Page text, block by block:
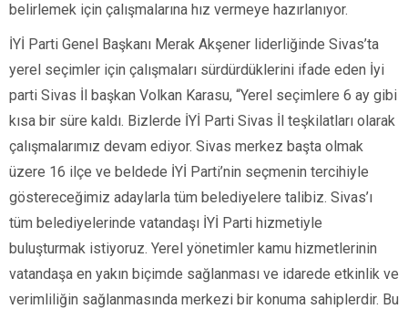
belirlemek için çalışmalarına hız vermeye hazırlanıyor.
İYİ Parti Genel Başkanı Merak Akşener liderliğinde Sivas’ta
yerel seçimler için çalışmaları sürdürdüklerini ifade eden İyi
parti Sivas İl başkan Volkan Karasu, “Yerel seçimlere 6 ay gibi
kısa bir süre kaldı. Bizlerde İYİ Parti Sivas İl teşkilatları olarak
çalışmalarımız devam ediyor. Sivas merkez başta olmak
üzere 16 ilçe ve beldede İYİ Parti’nin seçmenin tercihiyle
göstereceğimiz adaylarla tüm belediyelere talibiz. Sivas’ı
tüm belediyelerinde vatandaşı İYİ Parti hizmetiyle
buluşturmak istiyoruz. Yerel yönetimler kamu hizmetlerinin
vatandaşa en yakın biçimde sağlanması ve idarede etkinlik ve
verimliliğin sağlanmasında merkezi bir konuma sahiplerdir. Bu